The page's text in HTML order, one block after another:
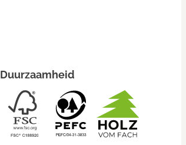
Duurzaamheid